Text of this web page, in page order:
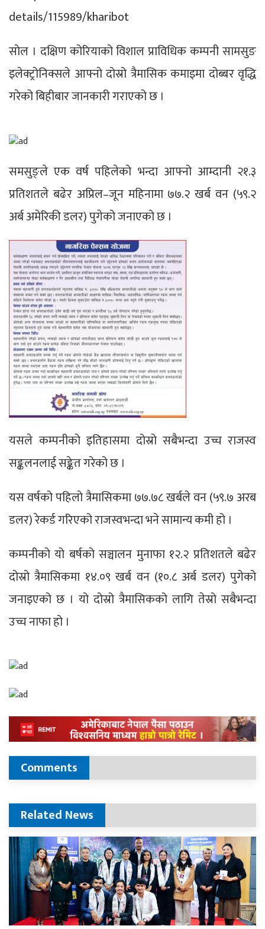
सोल । दक्षिण कोरियाको विशाल प्राविधिक कम्पनी सामसुङ
इलेक्ट्रोनिक्सले आफ्नो दोस्रो त्रैमासिक कमाइमा दोब्बर वृद्धि
गरेको बिहीबार जानकारी गराएको छ ।
समसुङ्ले एक वर्ष पहिलेको भन्दा आफ्नो आम्दानी २१.३
प्रतिशतले बढेर अप्रिल–जून महिनामा ७७.२ खर्ब वन (५९.२
अर्ब अमेरिकी डलर) पुगेको जनाएको छ ।
यसले कम्पनीको इतिहासमा दोस्रो सबैभन्दा उच्च राजस्व
सङ्कलनलाई सङ्केत गरेको छ ।
यस वर्षको पहिलो त्रैमासिकमा ७७.७८ खर्बले वन (५९.७ अरब
डलर) रेकर्ड गरिएको राजस्वभन्दा भने सामान्य कमी हो ।
कम्पनीको यो बर्षको सञ्चालन मुनाफा १२.२ प्रतिशतले बढेर
दोस्रो त्रैमासिकमा १४.०९ खर्ब वन (१०.८ अर्ब डलर) पुगेको
जनाइएको छ । यो दोस्रो त्रैमासिकको लागि तेस्रो सबैभन्दा
उच्च नाफा हो ।
Comments
Related News